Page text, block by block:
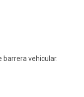
barrera vehicular.